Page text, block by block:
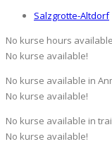
Salzgrotte-Altdorf
No kurse hours
No kurse available!
No kurse available in
No kurse available!
No kurse available in
No kurse available!